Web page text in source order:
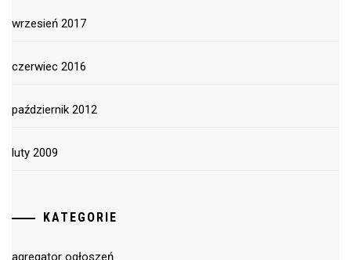
wrzesień 2017
czerwiec 2016
październik 2012
luty 2009
KATEGORIE
agregator ogłoszeń